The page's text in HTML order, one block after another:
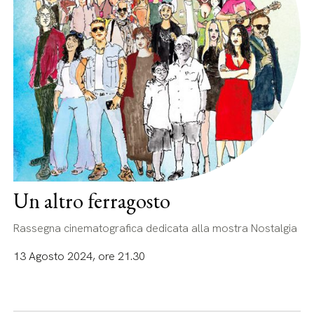
Un altro ferragosto
Rassegna cinematografica dedicata alla mostra Nostalgia
13 Agosto 2024, ore 21.30